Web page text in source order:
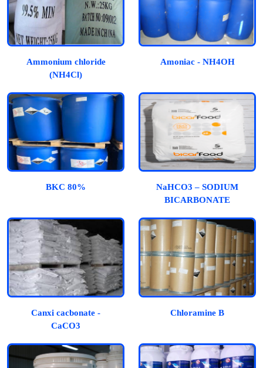
Ammonium chloride
(NH4Cl)
Amoniac - NH4OH
BKC 80%
NaHCO3 – SODIUM
BICARBONATE
Canxi cacbonate -
CaCO3
Chloramine B